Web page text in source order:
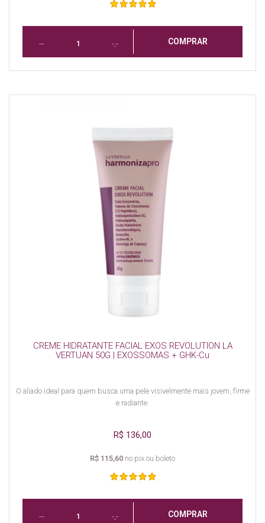
COMPRAR
CREME HIDRATANTE FACIAL EXOS REVOLUTION LA
VERTUAN 50G | EXOSSOMAS + GHK-Cu
O aliado ideal para quem busca uma pele visivelmente mais jovem, firme
e radiante.
R$ 136,00
R$ 115,60 no pix ou boleto
COMPRAR